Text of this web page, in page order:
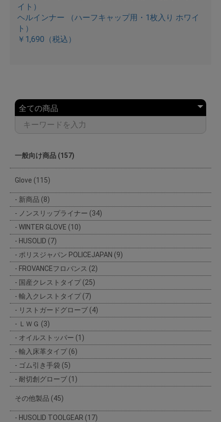
ヘルインナー （ハーフキャップ用・1枚入り ホワイ
ト）
￥1,690 （税込）
一般向け商品 (157)
Glove (115)
新商品 (8)
ノンスリップライナー (34)
WINTER GLOVE (10)
HUSOLID (7)
ポリスジャパン POLICEJAPAN (9)
FROVANCEフロバンス (2)
国産クレストタイプ (25)
輸入クレストタイプ (7)
リストガードグローブ (4)
ＬＷＧ (3)
オイルストッパー (1)
輸入床革タイプ (6)
ゴム引き手袋 (5)
耐切創グローブ (1)
その他製品 (45)
HUSOLID TOOLGEAR (17)